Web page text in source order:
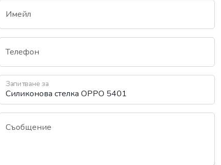
Имейл
Телефон
Запитване за
Съобщение